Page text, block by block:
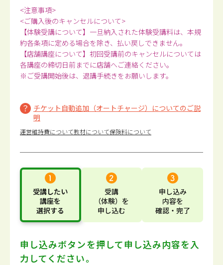
<注意事項>
<ご購入後のキャンセルについて>
【体験受講について】一旦納入された体験受講料は、本規
約各条項に定める場合を除き、払い戻しできません。
【店舗講座について】初回受講前のキャンセルについては
各講座の締切日前までに店舗へご連絡ください。
※ご受講開始後は、退講手続きをお願いします。
チケット自動追加（オートチャージ）についてのご説
明
運営維持費について教材について保険料について
受講したい
講座を
選択する
受講
（体験） を
申し込む
申し込み
内容を
確認・完了
申し込みボタンを押して申し込み内容を入
力してください。